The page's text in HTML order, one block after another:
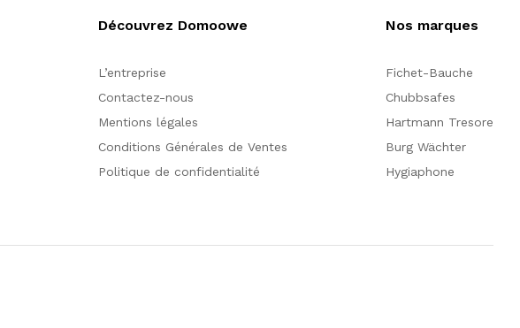
Découvrez Domoowe
L’entreprise
Contactez-nous
Mentions légales
Conditions Générales de Ventes
Politique de confidentialité
Nos marques
Fichet-Bauche
Chubbsafes
Hartmann Tresore
Burg Wächter
Hygiaphone